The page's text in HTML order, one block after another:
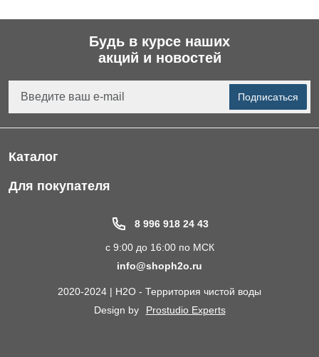
Будь в курсе наших
акций и новостей
Подписаться
Каталог
Фильтры для питьевой воды
Электрические Обогреватели
Для покупателя
8 996 918 24 43
с 9:00 до 16:00 по МСК
info@shoph2o.ru
2020-2024 | H2O - Территория чистой воды
Design by
Prostudio Experts